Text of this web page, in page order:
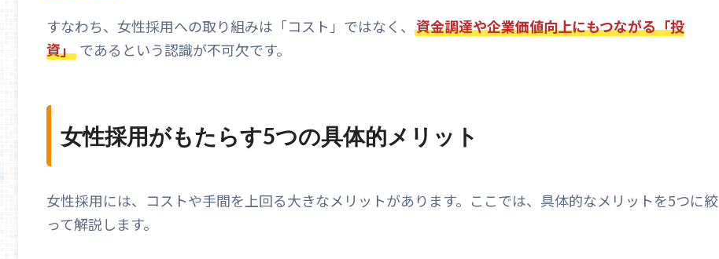
すなわち、女性採用への取り組みは「コスト」ではなく、 資金調達や企業価値向上にもつながる「投
資」 であるという認識が不可欠です。
女性採用がもたらす5つの具体的メリット
女性採用には、コストや手間を上回る大きなメリットがあります。ここでは、具体的なメリットを5つに絞
って解説します。